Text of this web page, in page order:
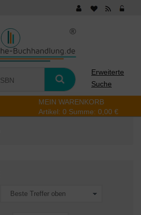
Erweiterte
Suche
MEIN WARENKORB
Artikel: 0 Summe: 0,00 €